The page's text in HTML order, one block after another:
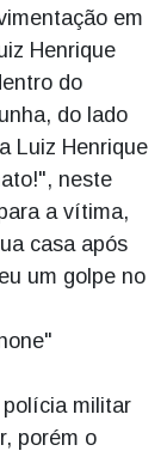
em
Henrique
do
do lado
Luiz Henrique
neste
a vítima,
casa após
um golpe no
polícia militar
porém o